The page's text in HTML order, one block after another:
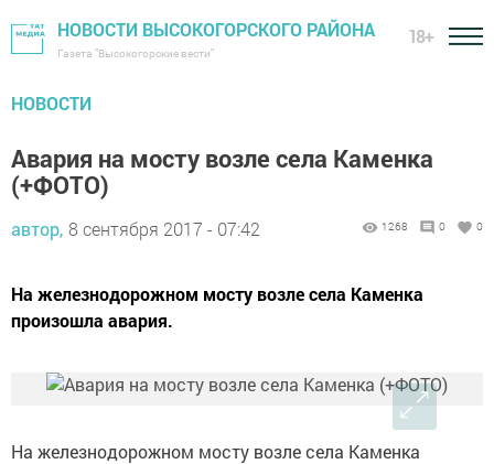
НОВОСТИ ВЫСОКОГОРСКОГО РАЙОНА
Газета "Высокогорские вести"
18+
НОВОСТИ
Авария на мосту возле села Каменка
(+ФОТО)
автор, 8 сентября 2017 - 07:42 1268 0 0
На железнодорожном мосту возле села Каменка
произошла авария.
На железнодорожном мосту возле села Каменка